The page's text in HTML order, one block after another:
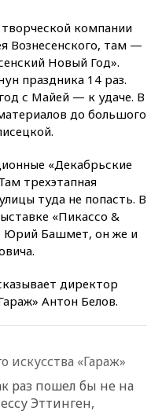
компании
Вознесенского, там —
Новый Год».
праздника 14 раз.
с Майей — к удаче. В
до большого
«Декабрьские
трехэтапная
туда не попасть. В
«Пикассо &
Юрий Башмет, он же и
директор
Антон Белов.
искусства «Гараж»
раз пошел бы не на
Эттинген,